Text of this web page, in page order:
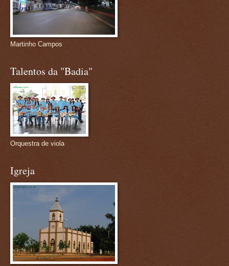
Martinho Campos
Talentos da "Badia"
Orquestra de viola
Igreja